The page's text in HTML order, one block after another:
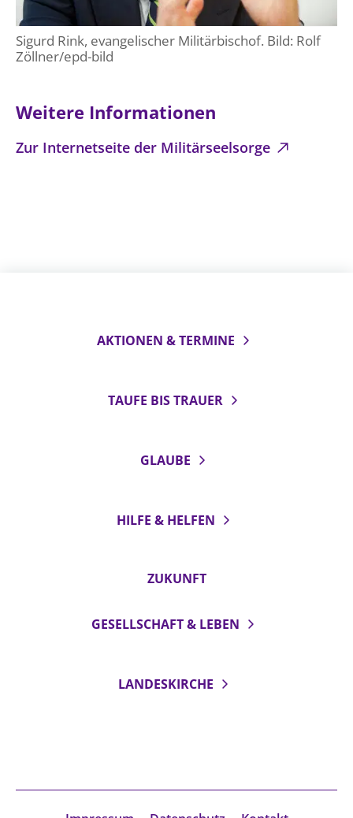
Sigurd Rink, evangelischer Militärbischof. Bild: Rolf
Zöllner/epd-bild
Weitere Informationen
Zur Internetseite der Militärseelsorge
AKTIONEN & TERMINE
TAUFE BIS TRAUER
GLAUBE
HILFE & HELFEN
ZUKUNFT
GESELLSCHAFT & LEBEN
LANDESKIRCHE